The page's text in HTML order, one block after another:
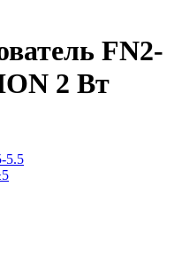
FN2-
2 Вт
5.5